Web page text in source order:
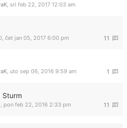
, sri feb 22, 2017 12:03 am
11
, čet jan 05, 2017 6:00 pm
1
, uto sep 06, 2016 9:59 am
Sturm
11
, pon feb 22, 2016 2:33 pm